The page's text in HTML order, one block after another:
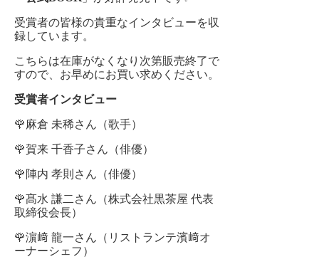
受賞者の皆様の貴重なインタビューを収
録しています。
こちらは在庫がなくなり次第販売終了で
すので、お早めにお買い求めください。
受賞者インタビュー
🌹麻倉 未稀さん（歌手）
🌹賀来 千香子さん（俳優）
🌹陣内 孝則さん（俳優）
🌹髙水 謙二さん（株式会社黒茶屋 代表
取締役会長）
🌹濵﨑 龍一さん（リストランテ濱﨑オ
ーナーシェフ）